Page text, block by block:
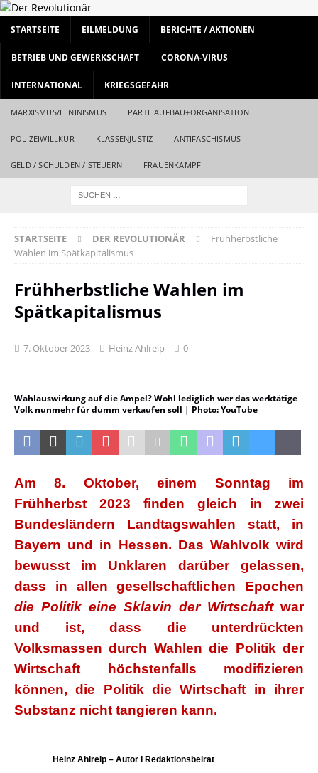
STARTSEITE EILMELDUNG BERICHTE / AKTIONEN
BETRIEB UND GEWERKSCHAFT CORONA-VIRUS
INTERNATIONAL KRIEGSGEFAHR
MARXISMUS/LENINISMUS PARTEIAUFBAU+ORGANISATION
POLIZEIWILLKÜR KLASSENJUSTIZ ANTIFASCHISMUS
GELD / SCHULDEN / STEUERN FRAUENKAMPF
STARTSEITE DER REVOLUTIONÄR
Frühherbstliche
Wahlen im Spätkapitalismus
Frühherbstliche Wahlen im
Spätkapitalismus
7. Oktober 2023 Heinz Ahlreip 0
Wahlauswirkung auf die Ampel? Wohl lediglich wer das werktätige
Volk nunmehr für dumm verkaufen soll | Photo: YouTube
Am 8. Oktober, einem Sonntag im
Frühherbst 2023 finden gleich in zwei
Bundesländern Landtagswahlen statt, in
Bayern und in Hessen. Das Wahlvolk wird
bewusst im Unklaren darüber gelassen,
dass in allen gesellschaftlichen Epochen
die Politik eine Sklavin der Wirtschaft war
und ist, dass die unterdrückten
Volksmassen durch Wahlen die Politik der
Wirtschaft höchstenfalls modifizieren
können, die Politik die Wirtschaft in ihrer
Substanz nicht tangieren kann.
Heinz Ahlreip – Autor I Redaktionsbeirat